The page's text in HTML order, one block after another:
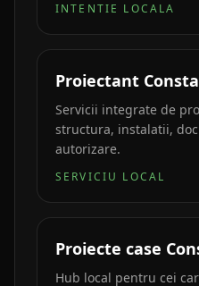
INTENTIE LOCALA
Proiectant
Servicii integrate de
structura, instalatii,
autorizare.
SERVICIU LOCAL
Proiecte case
Hub local pentru cei